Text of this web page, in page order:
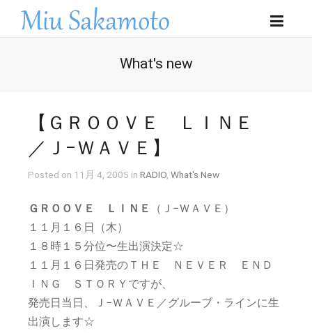
What's new
【ＧＲＯＯＶＥ ＬＩＮＥ
／Ｊ−ＷＡＶＥ】
Posted on 11月 4, 2005 in RADIO, What's New
ＧＲＯＯＶＥ ＬＩＮＥ
（Ｊ−ＷＡＶＥ）
１１月１６日（木）
１８時１５分位〜生出演決定☆
１１月１６日発売のＴＨＥ ＮＥＶＥＲ ＥＮＤ
ＩＮＧ ＳＴＯＲＹですが、
発売日当日、Ｊ−ＷＡＶＥ／グルーブ・ラインに生
出演します☆